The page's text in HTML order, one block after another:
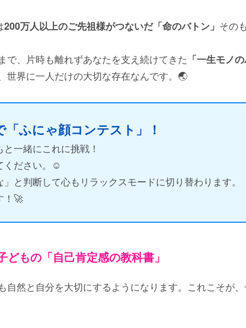
200万人以上のご先祖様がつないだ「命のバトン」 その
、片時も離れずあなたを支え続けてきた 「一生モノ
世界に一人だけの大切な存在なんです。🌏
「ふにゃ顔コンテスト」！
一緒にこれに挑戦！
ください。☺️
と判断して心もリラックスモードに切り替わります。
！🚀
どもの「自己肯定感の教科書」
然と自分を大切にするようになります。これこそが